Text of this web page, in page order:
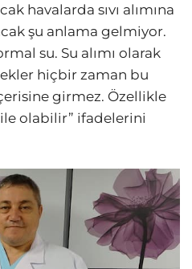
havalarda sıvı alımına
şu anlama gelmiyor.
su. Su alımı olarak
hiçbir zaman bu
girmez. Özellikle
olabilir” ifadelerini